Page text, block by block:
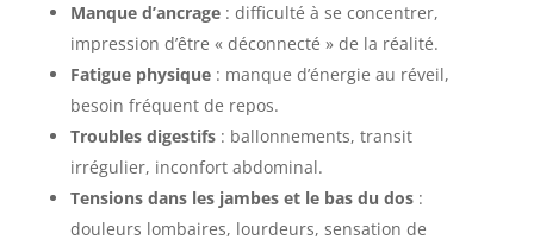
Manque d’ancrage: difficulté à se concentrer,
impression d’être « déconnecté » de la réalité.
Fatigue physique: manque d’énergie au réveil,
besoin fréquent de repos.
Troubles digestifs: ballonnements, transit
irrégulier, inconfort abdominal.
Tensions dans les jambes et le bas du dos:
douleurs lombaires, lourdeurs, sensation de